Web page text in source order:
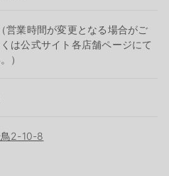
業時間が変更となる場合がご
は公式サイト各店舗ページにて
）
2-10-8